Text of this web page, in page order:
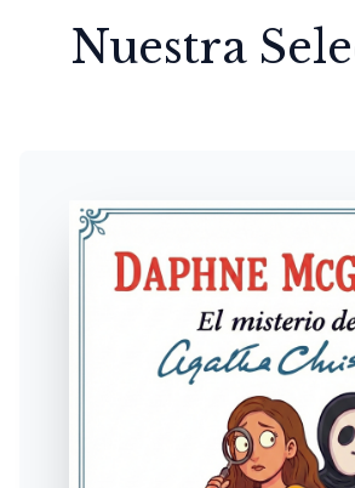
Nuestra